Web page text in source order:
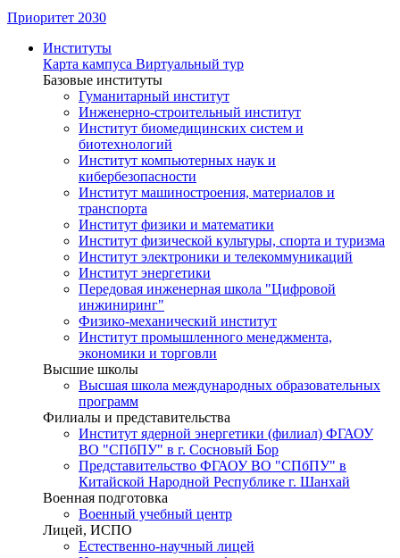
Приоритет 2030
Институты
Карта кампуса Виртуальный тур
Базовые институты
Гуманитарный институт
Инженерно-строительный институт
Институт биомедицинских систем и
биотехнологий
Институт компьютерных наук и
кибербезопасности
Институт машиностроения, материалов и
транспорта
Институт физики и математики
Институт физической культуры, спорта и туризма
Институт электроники и телекоммуникаций
Институт энергетики
Передовая инженерная школа "Цифровой
инжиниринг"
Физико-механический институт
Институт промышленного менеджмента,
экономики и торговли
Высшие школы
Высшая школа международных образовательных
программ
Филиалы и представительства
Институт ядерной энергетики (филиал) ФГАОУ
ВО "СПбПУ" в г. Сосновый Бор
Представительство ФГАОУ ВО "СПбПУ" в
Китайской Народной Республике г. Шанхай
Военная подготовка
Военный учебный центр
Лицей, ИСПО
Естественно-научный лицей